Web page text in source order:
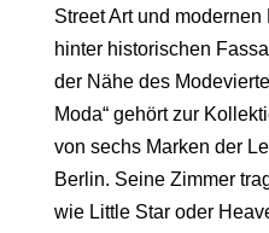
Street Art und
hinter historischen
der Nähe des
Moda“ gehört zur
von sechs Marken der
Berlin. Seine Zimmer
wie Little Star oder